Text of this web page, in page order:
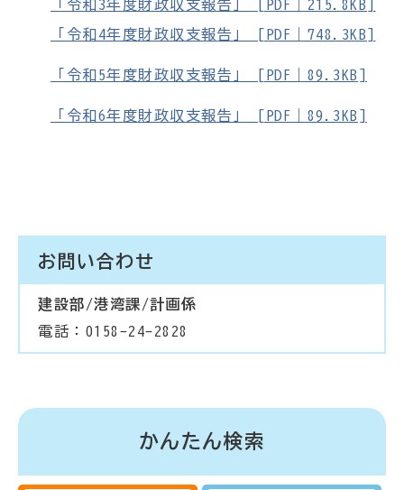
「令和3年度財政収支報告」 [PDF｜215.8KB]
「令和4年度財政収支報告」 [PDF｜748.3KB]
「令和5年度財政収支報告」 [PDF｜89.3KB]
「令和6年度財政収支報告」 [PDF｜89.3KB]
お問い合わせ
建設部/港湾課/計画係
電話：0158-24-2828
かんたん検索